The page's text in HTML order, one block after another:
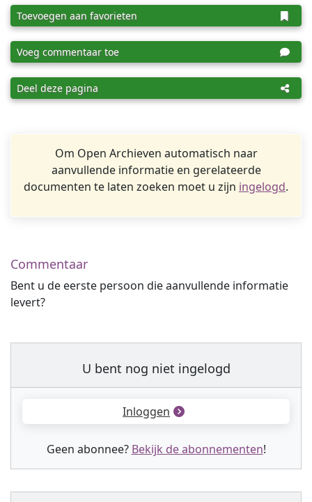
Toevoegen aan favorieten
Voeg commentaar toe
Deel deze pagina
Om Open Archieven automatisch naar
aanvullende informatie en gerelateerde
documenten te laten zoeken moet u zijn ingelogd.
Commentaar
Bent u de eerste persoon die aanvullende informatie
levert?
U bent nog niet ingelogd
Inloggen
Geen abonnee? Bekijk de abonnementen!